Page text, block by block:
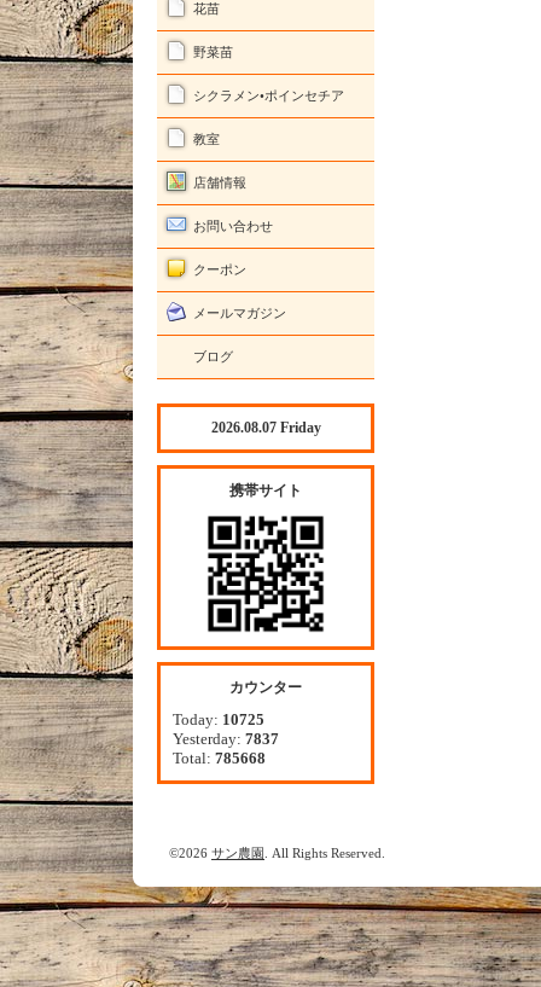
花苗
野菜苗
シクラメン•ポインセチア
教室
店舗情報
お問い合わせ
クーポン
メールマガジン
ブログ
2026.08.07 Friday
携帯サイト
カウンター
Today: 10725
Yesterday: 7837
Total: 785668
©2026 サン農園 . All Rights Reserved.